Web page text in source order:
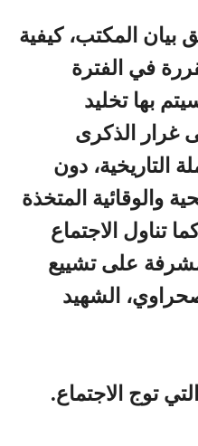
بيان المكتب، كيفية
في الفترة
بها تخليد
غرار الذكرى
التاريخية، دون
والوقائية المتخذة
تناول الاجتماع
على تشييع
الشهيد
توج الاجتماع.